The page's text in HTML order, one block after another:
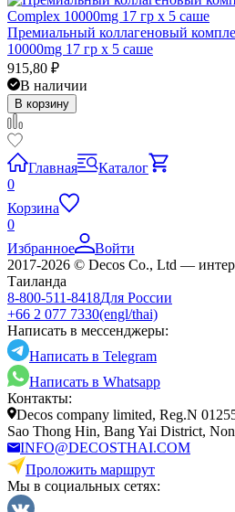
Премиальный коллагеновый
10000mg 17 гр x 5 саше
915,80 ₽
В наличии
В корзину
Главная
Каталог
0
Корзина
0
Избранное
Войти
2017-2026 © Decos Co., Ltd —
Таиланда
8-800-511-8418Для России
+66 2 077 7330(engl/thai)
Написать в мессенджеры:
Написать в Telegram
Написать в Whatsapp
Контакты:
Decos company limited, Reg.N
Sao Thong Hin, Bang Yai District,
INFO@DECOSTHAI.COM
Проложить маршрут
Мы в социальных сетях: